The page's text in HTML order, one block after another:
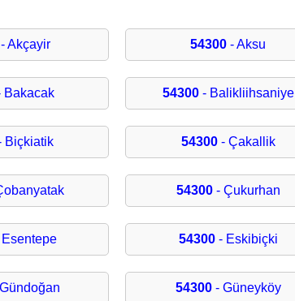
- Akçayir 54300 - Aksu
Bakacak 54300- Balikliihsaniye
Biçkiatik 54300- Çakallik
54300- Çukurhan
Esentepe 54300- Eskibiçki
54300- Güneyköy